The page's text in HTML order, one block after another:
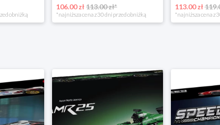
obniżką
106.00 zł113.00 zł*
*najniższa cena z 30 dni przed obniżką
113.00 zł
*najniższa cena z